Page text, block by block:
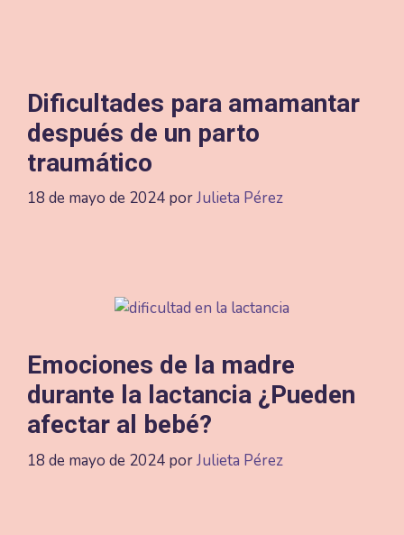
Dificultades para amamantar
después de un parto
traumático
18 de mayo de 2024 porJulieta Pérez
Emociones de la madre
durante la lactancia ¿Pueden
afectar al bebé?
18 de mayo de 2024 porJulieta Pérez